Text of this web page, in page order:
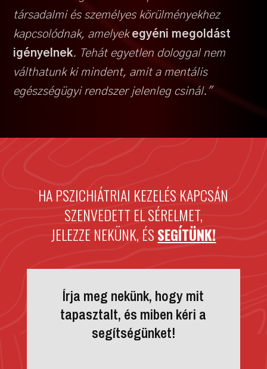
társadalmi és személyes körülményekhez
kapcsolódnak, amelyek egyéni megoldást
igényelnek. Tehát egyetlen dologgal nem
válthatunk ki mindent, amit a mentális
egészségügyi rendszer jelenleg csinál."
HA PSZICHIÁTRIAI KEZELÉS KAPCSÁN
SZENVEDETT EL SÉRELMET,
JELEZZE NEKÜNK, ÉSSEGÍTÜNK!
Írja meg nekünk, hogy mit
tapasztalt, és miben kéri a
segítségünket!